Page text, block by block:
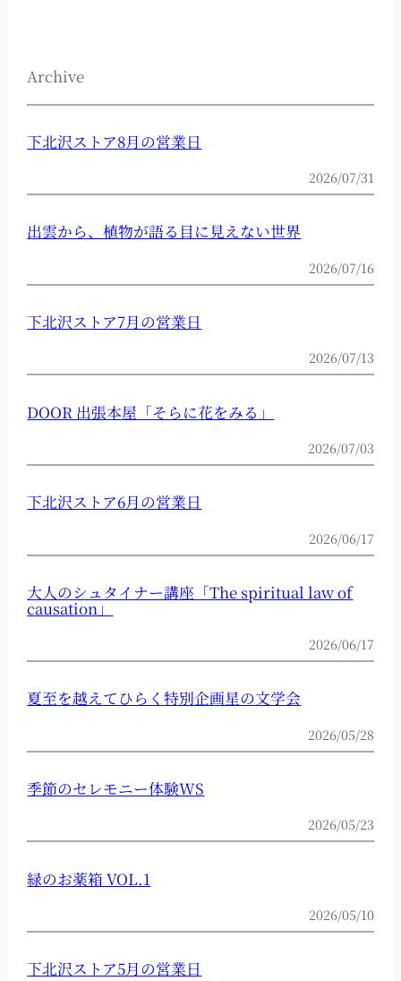
Archive
下北沢ストア8月の営業日
2026/07/31
出雲から、植物が語る目に見えない世界
2026/07/16
下北沢ストア7月の営業日
2026/07/13
DOOR 出張本屋「そらに花をみる」
2026/07/03
下北沢ストア6月の営業日
2026/06/17
大人のシュタイナー講座「The spiritual law of
causation」
2026/06/17
夏至を越えてひらく特別企画星の文学会
2026/05/28
季節のセレモニー体験WS
2026/05/23
緑のお薬箱 VOL.1
2026/05/10
下北沢ストア5月の営業日